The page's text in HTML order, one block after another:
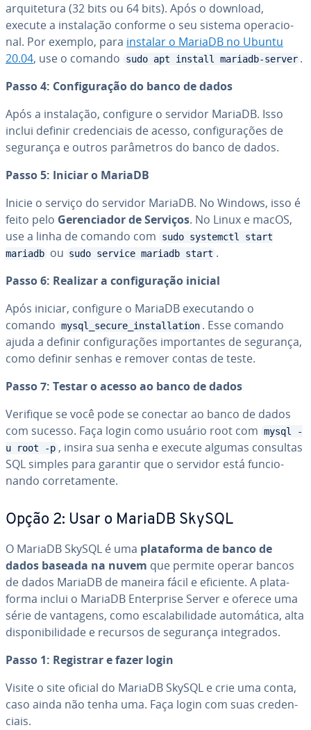
ar­qui­te­tura (32 bits ou 64 bits). Após o download,
execute a ins­ta­la­ção conforme o seu sistema ope­ra­ci­o­
nal. Por exemplo, para instalar o MariaDB no Ubuntu
20.04, use o comando sudo apt install mariadb-server .
Passo 4: Con­fi­gu­ra­ção do banco de dados
Após a ins­ta­la­ção, configure o servidor MariaDB. Isso
inclui definir cre­den­ci­ais de acesso, con­fi­gu­ra­ções de
segurança e outros pa­râ­me­tros do banco de dados.
Passo 5: Iniciar o MariaDB
Inicie o serviço do servidor MariaDB. No Windows, isso é
feito pelo Ge­ren­ci­a­dor de Serviços. No Linux e macOS,
use a linha de comando com
sudo systemctl start
mariadb ou sudo service mariadb start .
Passo 6: Realizar a con­fi­gu­ra­ção inicial
Após iniciar, configure o MariaDB exe­cu­tando o
comando mysql_secure_installation . Esse comando
ajuda a definir con­fi­gu­ra­ções im­por­tan­tes de segurança,
como definir senhas e remover contas de teste.
Passo 7: Testar o acesso ao banco de dados
Verifique se você pode se conectar ao banco de dados
com sucesso. Faça login como usuário root com mysql -
u root -p , insira sua senha e execute algumas consultas
SQL simples para garantir que o servidor está fun­ci­o­
nando cor­re­ta­mente.
Opção 2: Usar o MariaDB SkySQL
O MariaDB SkySQL é uma pla­ta­forma de banco de
dados baseada na nuvem que permite operar bancos
de dados MariaDB de maneira fácil e eficiente. A pla­ta­
forma inclui o MariaDB En­ter­prise Server e oferece uma
série de vantagens, como es­ca­la­bi­li­dade au­to­má­tica, alta
dis­po­ni­bi­li­dade e recursos de segurança in­te­gra­dos.
Passo 1: Registrar e fazer login
Visite o site oficial do MariaDB SkySQL e crie uma conta,
caso ainda não tenha uma. Faça login com suas cre­den­
ci­ais.